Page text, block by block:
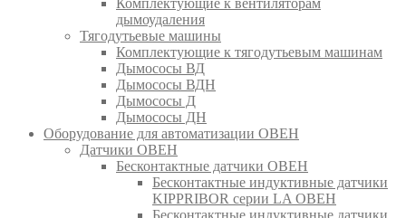
Комплектующие к вентиляторам
дымоудаления
Тягодутьевые машины
Комплектующие к тягодутьевым машинам
Дымососы ВД
Дымососы ВДН
Дымососы Д
Дымососы ДН
Оборудование для автоматизации ОВЕН
Датчики ОВЕН
Бесконтактные датчики ОВЕН
Бесконтактные индуктивные датчики
KIPPRIBOR серии LA ОВЕН
Бесконтактные индуктивные датчики